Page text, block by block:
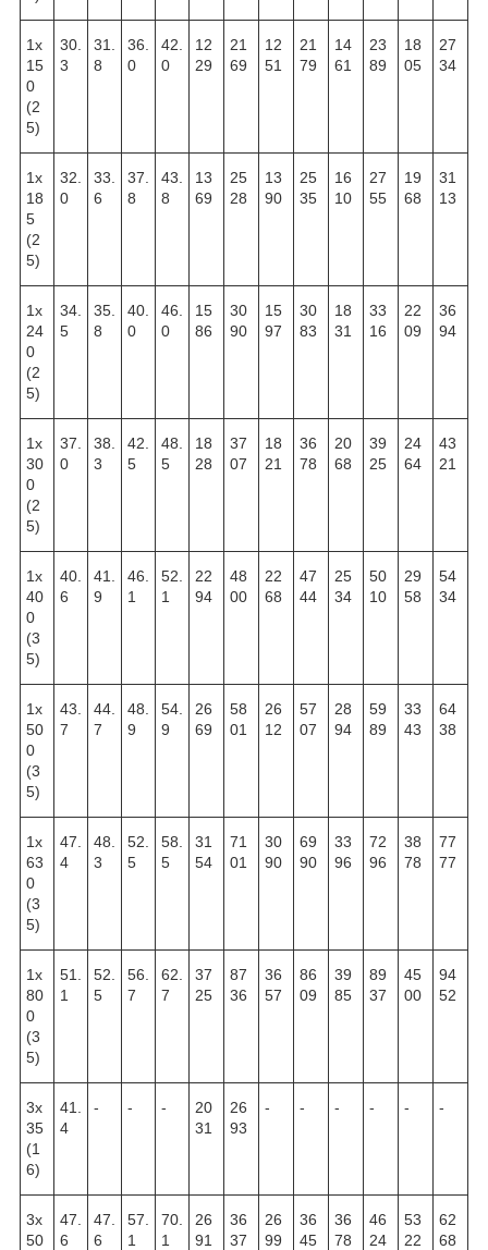
1х
15
0
(2
5)
30.
3
31.
8
36.
0
42.
0
12
29
21
69
12
51
21
79
14
61
23
89
18
05
27
34
1х
18
5
(2
5)
32.
0
33.
6
37.
8
43.
8
13
69
25
28
13
90
25
35
16
10
27
55
19
68
31
13
1х
24
0
(2
5)
34.
5
35.
8
40.
0
46.
0
15
86
30
90
15
97
30
83
18
31
33
16
22
09
36
94
1х
30
0
(2
5)
37.
0
38.
3
42.
5
48.
5
18
28
37
07
18
21
36
78
20
68
39
25
24
64
43
21
1х
40
0
(3
5)
40.
6
41.
9
46.
1
52.
1
22
94
48
00
22
68
47
44
25
34
50
10
29
58
54
34
1х
50
0
(3
5)
43.
7
44.
7
48.
9
54.
9
26
69
58
01
26
12
57
07
28
94
59
89
33
43
64
38
1х
63
0
(3
5)
47.
4
48.
3
52.
5
58.
5
31
54
71
01
30
90
69
90
33
96
72
96
38
78
77
77
1х
80
0
(3
5)
51.
1
52.
5
56.
7
62.
7
37
25
87
36
36
57
86
09
39
85
89
37
45
00
94
52
3х
35
(1
6)
41.
4
- - -
20
31
26
93
- - - - - -
3х
50
47.
6
47.
6
57.
1
70.
1
26
91
36
37
26
99
36
45
36
78
46
24
53
22
62
68